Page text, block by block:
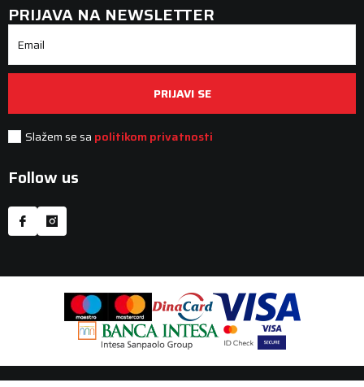
PRIJAVA NA NEWSLETTER
Email
PRIJAVI SE
Slažem se sa politikom privatnosti
Follow us